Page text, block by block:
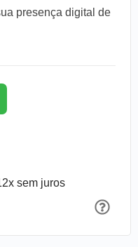
presença digital de
sem juros